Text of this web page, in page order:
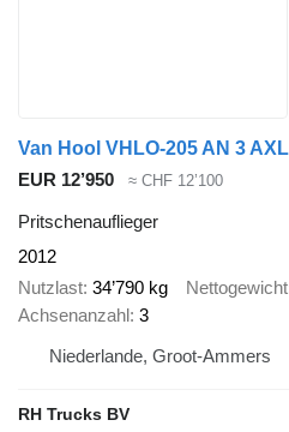
EUR 12’950 ≈ CHF 12’100
Pritschenauflieger
2012
Nutzlast 34’790 kg Nettogewicht
Achsenanzahl 3
Niederlande, Groot-Ammers
RH Trucks BV